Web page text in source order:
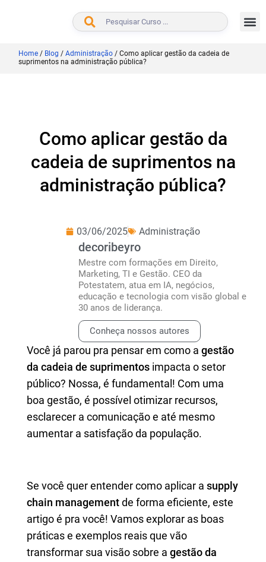
BUSCAR
Home / Blog / Administração / Como aplicar gestão da cadeia de
suprimentos na administração pública?
Como aplicar gestão da
cadeia de suprimentos na
administração pública?
03/06/2025 Administração
decoribeyro
Mestre com formações em Direito,
Marketing, TI e Gestão. CEO da
Potestatem, atua em IA, negócios,
educação e tecnologia com visão global e
30 anos de liderança.
Conheça nossos autores
Você já parou pra pensar em como a gestão
da cadeia de suprimentos impacta o setor
público? Nossa, é fundamental! Com uma
boa gestão, é possível otimizar recursos,
esclarecer a comunicação e até mesmo
aumentar a satisfação da população.
Se você quer entender como aplicar a supply
chain managementde forma eficiente, este
artigo é pra você! Vamos explorar as boas
práticas e exemplos reais que vão
transformar sua visão sobre a gestão da